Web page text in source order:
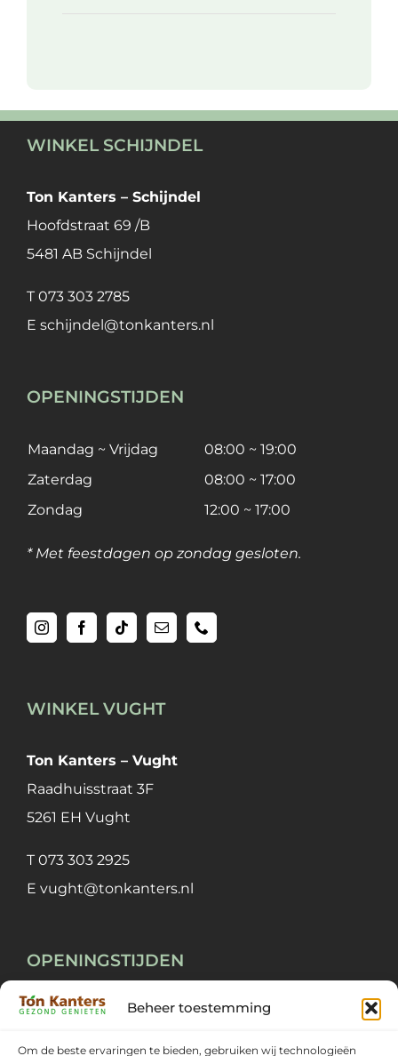
Beheer toestemming
Om de beste ervaringen te bieden, gebruiken wij technologieën
WINKEL SCHIJNDEL
Ton Kanters – Schijndel
Hoofdstraat 69 /B
5481 AB Schijndel
T 073 303 2785
E schijndel@tonkanters.nl
OPENINGSTIJDEN
Maandag ~ Vrijdag
08:00 ~ 19:00
Zaterdag
08:00 ~ 17:00
Zondag
12:00 ~ 17:00
* Met feestdagen op zondag gesloten.
WINKEL VUGHT
Ton Kanters – Vught
Raadhuisstraat 3F
5261 EH Vught
T 073 303 2925
E vught@tonkanters.nl
OPENINGSTIJDEN
Maandag ~ Vrijdag
09:00 ~ 18:00
Zaterdag
09:00 ~ 17:00